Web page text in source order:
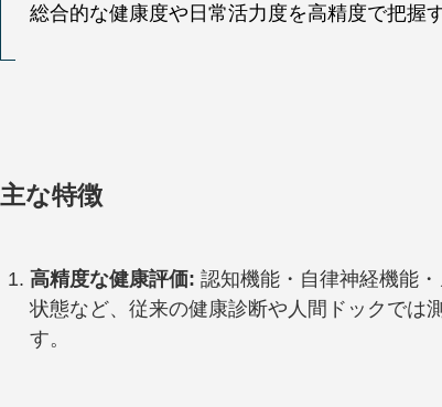
総合的な健康度や日常活力度を高精度で把握
主な特徴
高精度な健康評価: 認知機能・自律神経機能
状態など、従来の健康診断や人間ドックでは
す。